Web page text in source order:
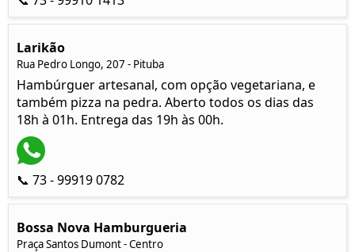
Larikão
Rua Pedro Longo, 207 - Pituba
Hambúrguer artesanal, com opção vegetariana, e
também pizza na pedra. Aberto todos os dias das
18h à 01h. Entrega das 19h às 00h.
📞 73 - 99919 0782
Bossa Nova Hamburgueria
Praça Santos Dumont - Centro